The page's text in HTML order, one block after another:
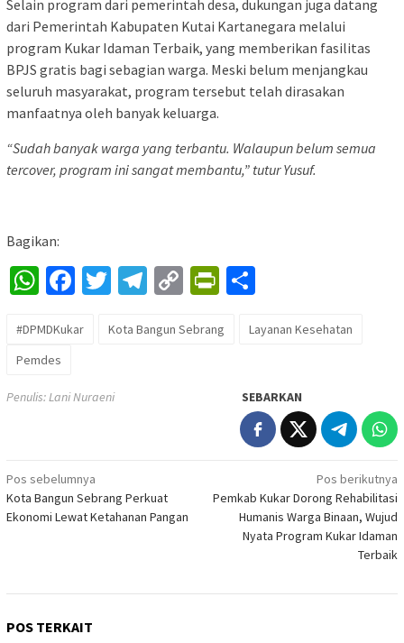
Selain program dari pemerintah desa, dukungan juga datang
dari Pemerintah Kabupaten Kutai Kartanegara melalui
program Kukar Idaman Terbaik, yang memberikan fasilitas
BPJS gratis bagi sebagian warga. Meski belum menjangkau
seluruh masyarakat, program tersebut telah dirasakan
manfaatnya oleh banyak keluarga.
“Sudah banyak warga yang terbantu. Walaupun belum semua
tercover, program ini sangat membantu,” tutur Yusuf.
Bagikan:
WhatsApp
Facebook
Twitter
Telegram
CopyPrintFriendly
#DPMDKukar Kota Bangun Sebrang
Layanan Kesehatan
Pemdes
Penulis: Lani Nuraeni SEBARKAN
Navigasi
pos
Pos sebelumnya
Kota Bangun Sebrang Perkuat
Ekonomi Lewat Ketahanan Pangan
Pos berikutnya
Pemkab Kukar Dorong Rehabilitasi
Humanis Warga Binaan, Wujud
Nyata Program Kukar Idaman
Terbaik
POS TERKAIT